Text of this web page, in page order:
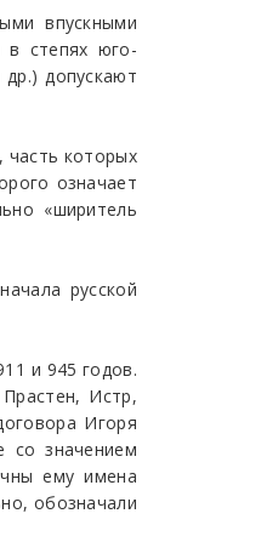
впускными
в степях юго-
допускают
часть которых
означает
«ширитель
русской
и 945 годов.
Истр,
Игоря
со значением
ему имена
обозначали